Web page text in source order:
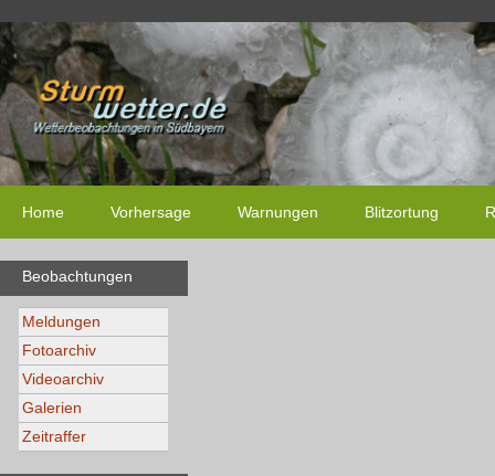
Home Vorhersage Warnungen Blitzortung
Beobachtungen
Meldungen
Fotoarchiv
Videoarchiv
Galerien
Zeitraffer